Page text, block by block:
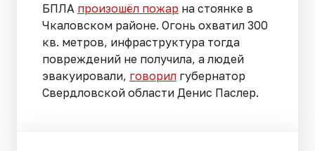
БПЛА произошёл пожар на стоянке в
Чкаловском районе. Огонь охватил 300
кв. метров, инфраструктура тогда
повреждений не получила, а людей
эвакуировали, говорил губернатор
Свердловской области Денис Паслер.